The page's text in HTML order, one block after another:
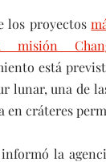
los proyectos
está
lunar, una de
en cráteres
informó la